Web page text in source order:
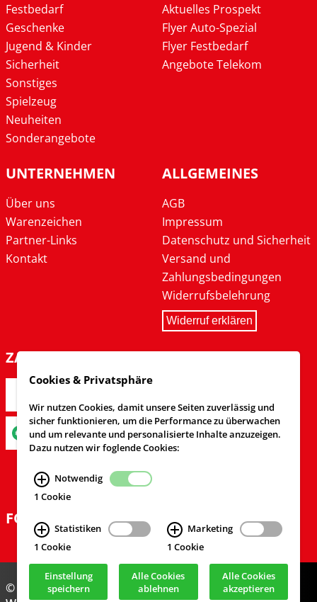
Festbedarf
Geschenke
Jugend & Kinder
Sicherheit
Sonstiges
Spielzeug
Neuheiten
Sonderangebote
Aktuelles Prospekt
Flyer Auto-Spezial
Flyer Festbedarf
Angebote Telekom
UNTERNEHMEN
Über uns
Warenzeichen
Partner-Links
Kontakt
ALLGEMEINES
AGB
Impressum
Datenschutz und Sicherheit
Versand und
Zahlungsbedingungen
Widerrufsbelehrung
Widerruf erklären
ZAHLARTEN
FOLGEN SIE UNS
© Feuerwehrversand 2024
Cookies & Privatsphäre
Wir nutzen Cookies, damit unsere Seiten zuverlässig und
sicher funktionieren, um die Performance zu überwachen
und um relevante und personalisierte Inhalte anzuzeigen.
Dazu nutzen wir foglende Cookies:
Notwendig
1 Cookie
Statistiken
1 Cookie
Marketing
1 Cookie
Einstellung
speichern
Alle Cookies
ablehnen
Alle Cookies
akzeptieren